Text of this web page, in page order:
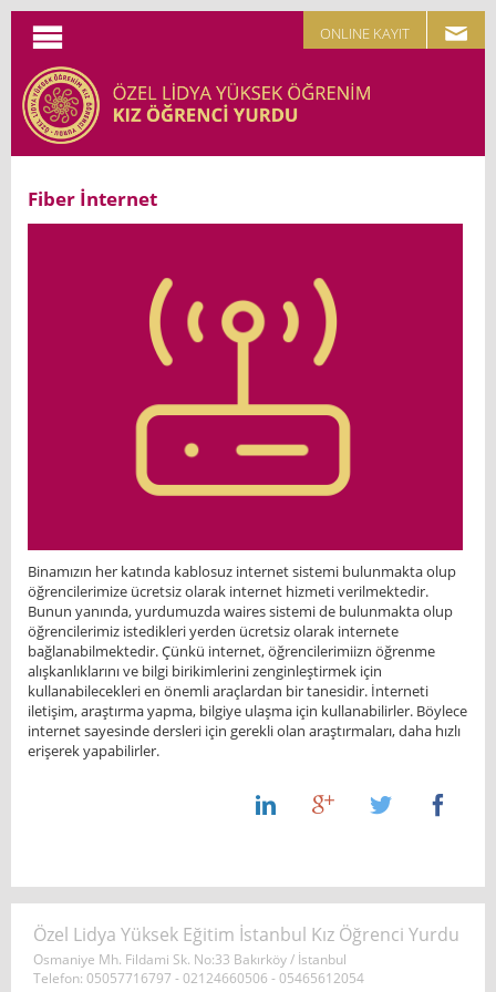
ONLINE KAYIT
Fiber İnternet
Binamızın her katında kablosuz internet sistemi bulunmakta olup
öğrencilerimize ücretsiz olarak internet hizmeti verilmektedir.
Bunun yanında, yurdumuzda waires sistemi de bulunmakta olup
öğrencilerimiz istedikleri yerden ücretsiz olarak internete
bağlanabilmektedir. Çünkü internet, öğrencilerimiizn öğrenme
alışkanlıklarını ve bilgi birikimlerini zenginleştirmek için
kullanabilecekleri en önemli araçlardan bir tanesidir. İnterneti
iletişim, araştırma yapma, bilgiye ulaşma için kullanabilirler. Böylece
internet sayesinde dersleri için gerekli olan araştırmaları, daha hızlı
erişerek yapabilirler.
Özel Lidya Yüksek Eğitim İstanbul Kız Öğrenci Yurdu
Osmaniye Mh. Fildami Sk. No:33 Bakırköy / İstanbul
Telefon: 05057716797 - 02124660506 - 05465612054